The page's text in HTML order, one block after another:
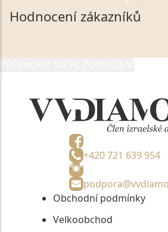
společnosti VVDiamonds s.r.o., IČO:
údaje poskytuji společnosti
Hodnocení zákazníků
+420 721 639 954
Obchodní podmínky
Velkoobchod